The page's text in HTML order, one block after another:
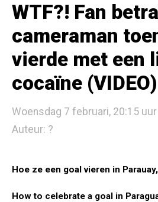
WTF?! Fan
cameraman
vierde met een
cocaïne (VIDEO)
Woensdag 7 februari, 20:15 uur
Auteur: ?
Hoe ze een goal vieren in
How to celebrate a goal in